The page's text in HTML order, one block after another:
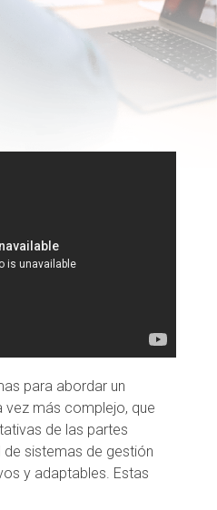
para abordar un
vez más complejo, que
de las partes
de sistemas de gestión
y adaptables. Estas